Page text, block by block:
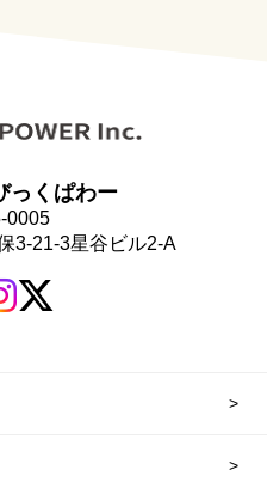
っくぱわー
0005
3-21-3星谷ビル2-A